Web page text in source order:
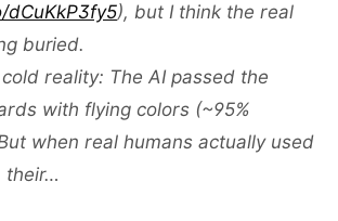
), but I think the real
buried.
reality: The AI passed the
with flying colors (~95%
when real humans actually used
their…